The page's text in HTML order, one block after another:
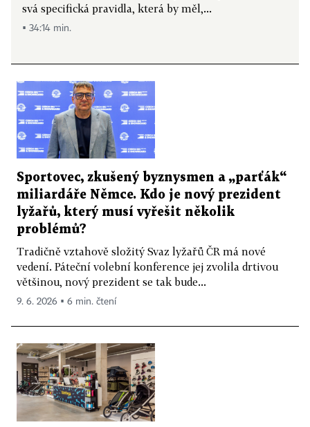
svá specifická pravidla, která by měl,...
▪ 34:14 min.
Sportovec, zkušený byznysmen a „parťák“
miliardáře Němce. Kdo je nový prezident
lyžařů, který musí vyřešit několik
problémů?
Tradičně vztahově složitý Svaz lyžařů ČR má nové
vedení. Páteční volební konference jej zvolila drtivou
většinou, nový prezident se tak bude...
9. 6. 2026 ▪ 6 min. čtení